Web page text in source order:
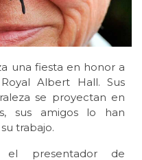
una fiesta en honor a
Albert Hall. Sus
se proyectan en
sus amigos lo han
trabajo.
presentador de